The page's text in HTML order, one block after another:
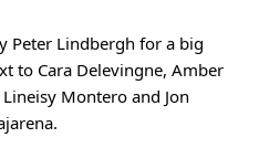
Peter Lindbergh for a big
to Cara Delevingne, Amber
Montero and Jon